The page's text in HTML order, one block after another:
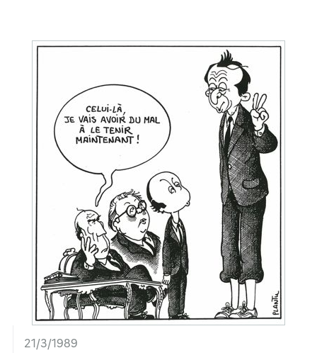
21/3/1989